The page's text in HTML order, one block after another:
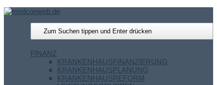
FINANZ
KRANKENHAUSFINANZIERUNG
KRANKENHAUSPLANUNG
KRANKENHAUSREFORM